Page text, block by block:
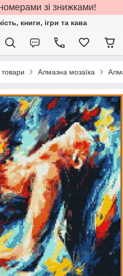
зі знижками!
книги, ігри та кава
Алмазна мозаїка